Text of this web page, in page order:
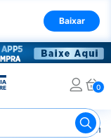
Baixar
0